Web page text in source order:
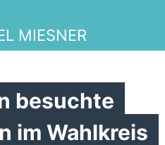
MIESNER
besuchte
im Wahlkreis